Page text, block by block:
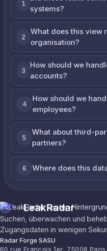
1
systems?
2
What does this view
organisation?
3
How should we
accounts?
4
How should we
employees?
5
What about third-
partners?
6 Where does this
LeakRadar
Suchen, überwachen und
Zugangsdaten in wenigen
Radar Forge SASU
60 rue François 1er, 75008